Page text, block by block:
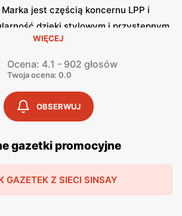
jest częścią koncernu LPP i
dzięki stylowym i przystępnym
Sinsayprzyciąga klientów
różnorodnością asortymentu
promocjami.Sinsay
, które pojawiają się co miesiąc. W
mogą znaleźć najnowsze kolekcje
iniskie ceny, co pozwala na zakup
nadwyrężania budżetu. Dzięki temu,
popularna wśród młodzieży, która
obejmuje szeroki wybór odzieży
WIĘCEJ
Ocena: 4.1 - 902 głosów
Twoja ocena: 0.0
OBSERWUJ
gazetki promocyjne
GAZETEK Z SIECI SINSAY